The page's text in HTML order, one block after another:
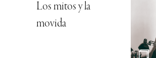
Los mitos y la
movida